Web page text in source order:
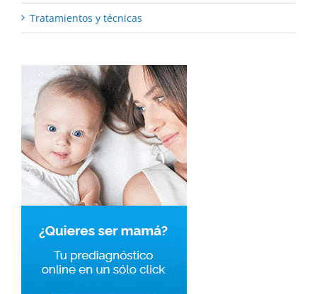
Tratamientos y técnicas